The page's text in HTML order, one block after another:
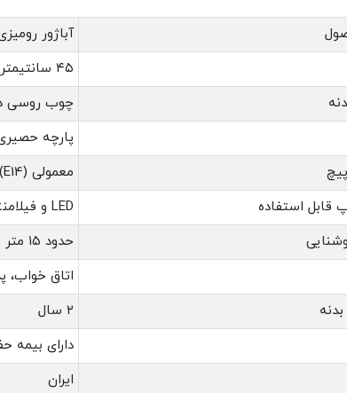
آباژور
۴۵ سانتیمتر
چوب روسی
پارچه
معمولی (E14)
قابل استفاده
LED و فیلامنتی با توان ۷ تا ۱۵ وات
حدود ۱۵ متر مربع
اتاق خواب،
۲ سال
دارای بیمه
ایران